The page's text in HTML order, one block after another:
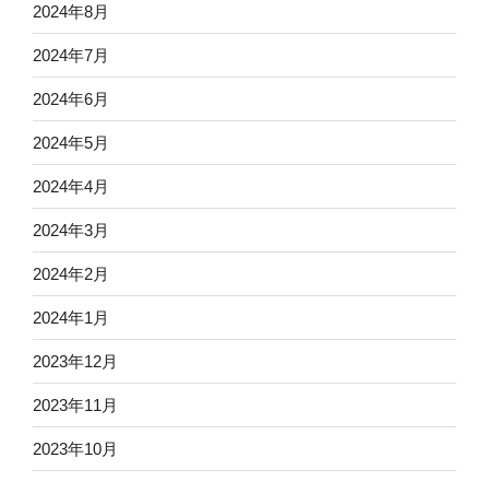
2024年8月
2024年7月
2024年6月
2024年5月
2024年4月
2024年3月
2024年2月
2024年1月
2023年12月
2023年11月
2023年10月